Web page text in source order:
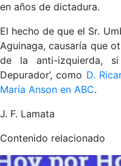
en años de dictadura.
El hecho de que el Sr.
Aguinaga, causaría que
de la anti-izquierda,
Depurador’, como D.
María Anson en ABC.
J. F. Lamata
Contenido relacionado